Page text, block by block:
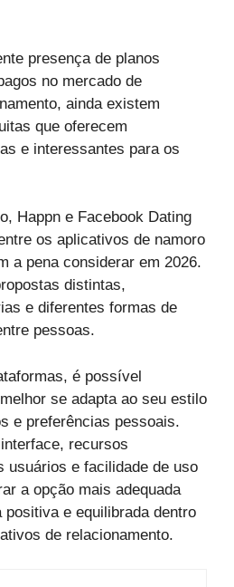
presença de planos
no mercado de
ainda existem
que oferecem
e interessantes para os
Happn e Facebook Dating
os aplicativos de namoro
a pena considerar em 2026.
distintas,
e diferentes formas de
pessoas.
é possível
se adapta ao seu estilo
e preferências pessoais.
recursos
usuários e facilidade de uso
a opção mais adequada
positiva e equilibrada dentro
de relacionamento.